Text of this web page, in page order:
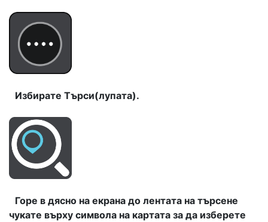
Избирате Търси(лупата).
Горе в дясно на екрана до лентата на търсене
чукате върху символа на картата за да изберете